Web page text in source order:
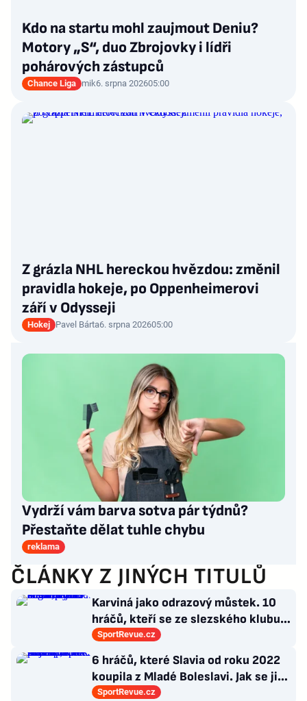
Kdo na startu mohl zaujmout Deniu?
Motory „S“, duo Zbrojovky i lídři
pohárových zástupců
Chance Liga mik6. srpna 202605:00
Z grázla NHL hereckou hvězdou: změnil
pravidla hokeje, po Oppenheimerovi
září v Odysseji
Hokej Pavel Bárta6. srpna 202605:00
Vydrží vám barva sotva pár týdnů?
Přestaňte dělat tuhle chybu
reklama
ČLÁNKY Z JINÝCH TITULŮ
Karviná jako odrazový můstek. 10
hráčů, kteří se ze slezského klubu
probili k lukrativnímu angažmá
SportRevue.cz
6 hráčů, které Slavia od roku 2022
koupila z Mladé Boleslavi. Jak se jim
po přestupu do Edenu vedlo?
SportRevue.cz